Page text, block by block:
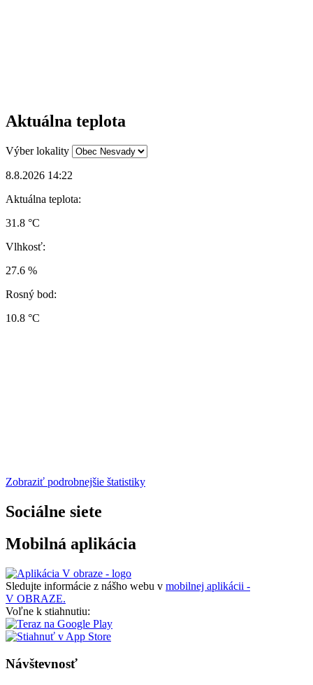
Aktuálna teplota
Výber lokality
8.8.2026 14:22
Aktuálna teplota:
31.8 °C
Vlhkosť:
27.6 %
Rosný bod:
10.8 °C
Zobraziť podrobnejšie štatistiky
Sociálne siete
Mobilná aplikácia
Sledujte informácie z nášho webu v mobilnej aplikácii -
V OBRAZE.
Voľne k stiahnutiu:
Návštevnosť